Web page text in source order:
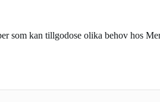
som kan tillgodose olika behov hos